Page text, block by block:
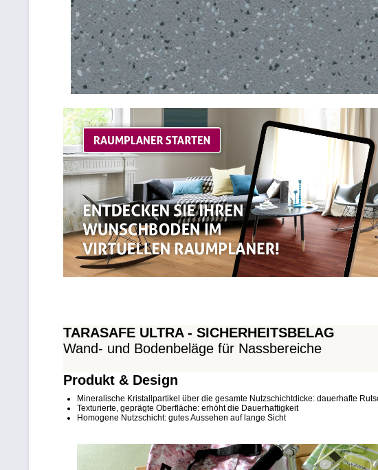
TARASAFE ULTRA - SICHERHEITSBELAG
Wand- und Bodenbeläge für Nassbereiche
Produkt & Design
Mineralische Kristallpartikel über die gesamte Nutzschichtdicke: dauerhafte
Texturierte, geprägte Oberfläche: erhöht die Dauerhaftigkeit
Homogene Nutzschicht: gutes Aussehen auf lange Sicht